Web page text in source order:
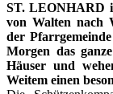
ST. LEONHARD
von Walten nach
der
Morgen das
Häuser und
Weitem einen